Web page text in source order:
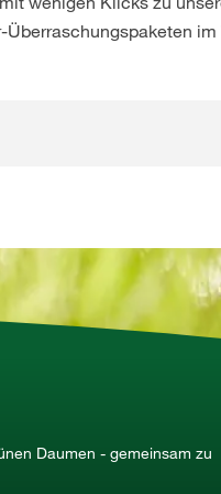
im
Daumen - gemeinsam zu